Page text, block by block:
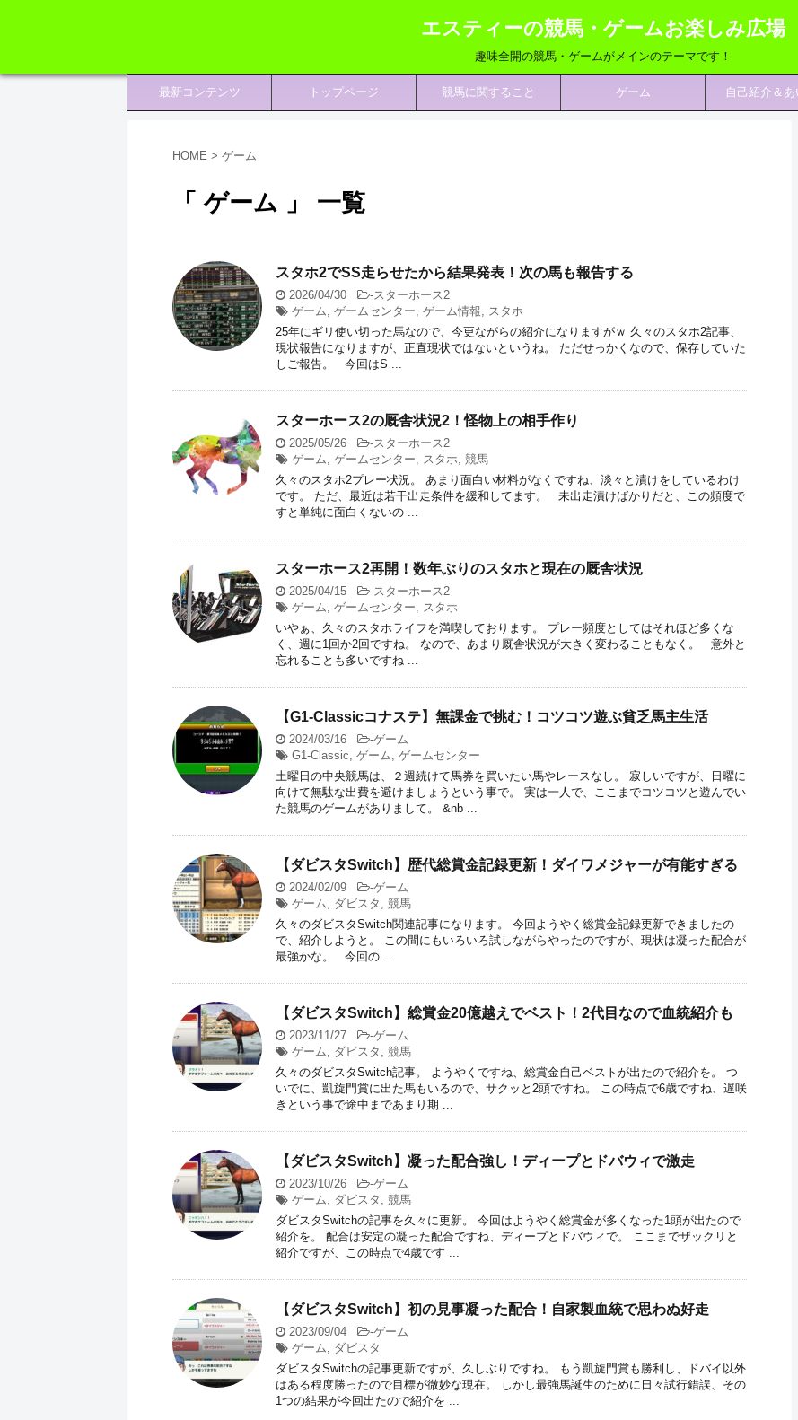
エスティーの競馬・ゲームお楽しみ広場
趣味全開の競馬・ゲームがメインのテーマです！
最新コンテンツ トップページ 競馬に関すること ゲーム 自己紹介＆あ
HOME > ゲーム
「 ゲーム 」 一覧
スタホ2でSS走らせたから結果発表！次の馬も報告する
2026/04/30 -スターホース2
ゲーム, ゲームセンター, ゲーム情報, スタホ
25年にギリ使い切った馬なので、今更ながらの紹介になりますがｗ 久々のスタホ2記事、
現状報告になりますが、正直現状ではないというね。 ただせっかくなので、保存していた
しご報告。 今回はS ...
スターホース2の厩舎状況2！怪物上の相手作り
2025/05/26 -スターホース2
ゲーム, ゲームセンター, スタホ, 競馬
久々のスタホ2プレー状況。 あまり面白い材料がなくですね、淡々と漬けをしているわけ
です。 ただ、最近は若干出走条件を緩和してます。 未出走漬けばかりだと、この頻度で
すと単純に面白くないの ...
スターホース2再開！数年ぶりのスタホと現在の厩舎状況
2025/04/15 -スターホース2
ゲーム, ゲームセンター, スタホ
いやぁ、久々のスタホライフを満喫しております。 プレー頻度としてはそれほど多くな
く、週に1回か2回ですね。 なので、あまり厩舎状況が大きく変わることもなく。 意外と
忘れることも多いですね ...
【G1-Classicコナステ】無課金で挑む！コツコツ遊ぶ貧乏馬主生活
2024/03/16 -ゲーム
G1-Classic, ゲーム, ゲームセンター
土曜日の中央競馬は、２週続けて馬券を買いたい馬やレースなし。 寂しいですが、日曜に
向けて無駄な出費を避けましょうという事で。 実は一人で、ここまでコツコツと遊んでい
た競馬のゲームがありまして。 &nb ...
【ダビスタSwitch】歴代総賞金記録更新！ダイワメジャーが有能すぎる
2024/02/09 -ゲーム
ゲーム, ダビスタ , 競馬
久々のダビスタSwitch関連記事になります。 今回ようやく総賞金記録更新できましたの
で、紹介しようと。 この間にもいろいろ試しながらやったのですが、現状は凝った配合が
最強かな。 今回の ...
【ダビスタSwitch】総賞金20億越えでベスト！2代目なので血統紹介も
2023/11/27 -ゲーム
ゲーム, ダビスタ , 競馬
久々のダビスタSwitch記事。 ようやくですね、総賞金自己ベストが出たので紹介を。 つ
いでに、凱旋門賞に出た馬もいるので、サクッと2頭ですね。 この時点で6歳ですね、遅咲
きという事で途中まであまり期 ...
【ダビスタSwitch】凝った配合強し！ディープとドバウィで激走
2023/10/26 -ゲーム
ゲーム, ダビスタ , 競馬
ダビスタSwitchの記事を久々に更新。 今回はようやく総賞金が多くなった1頭が出たので
紹介を。 配合は安定の凝った配合ですね、ディープとドバウィで。 ここまでザックリと
紹介ですが、この時点で4歳です ...
【ダビスタSwitch】初の見事凝った配合！自家製血統で思わぬ好走
2023/09/04 -ゲーム
ゲーム, ダビスタ
ダビスタSwitchの記事更新ですが、久しぶりですね。 もう凱旋門賞も勝利し、ドバイ以外
はある程度勝ったので目標が微妙な現在。 しかし最強馬誕生のために日々試行錯誤、その
1つの結果が今回出たので紹介を ...